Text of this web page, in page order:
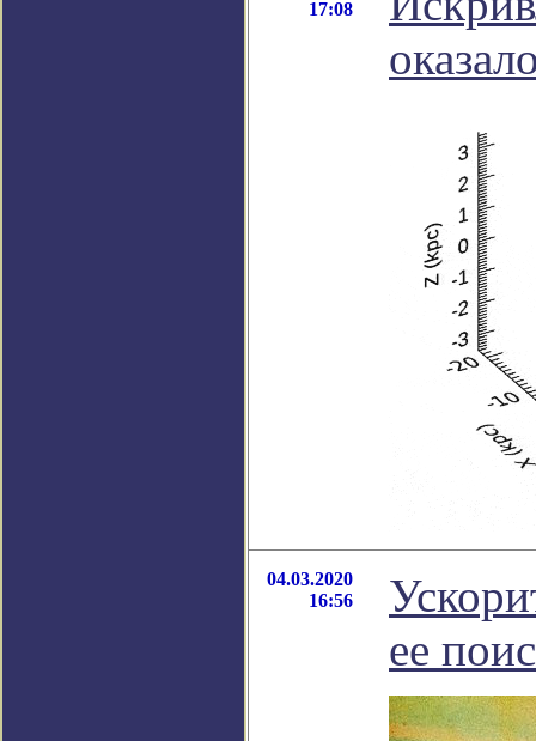
17:08
04.03.2020
16:56
ее